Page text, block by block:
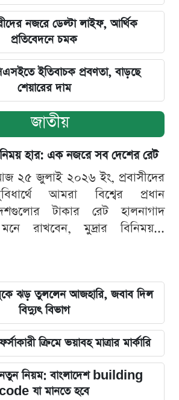
নজরে ডেল্টা লাইফ, আর্থিক
প্রতিবেদনে চমক
ইতিবাচক প্রবণতা, বাড়ছে
শেয়ারের দাম
জাতীয়
হার: এক নজরে সব দেশের রেট
২৫ জুলাই ২০২৬ ইং, প্রবাসীদের
আমরা বিশ্বের প্রধান
টাকার রেট হালনাগাদ
রাখবেন, মুদ্রার বিনিময়...
ঝড় তুললেন আজহারি, জবাব দিল
বিদ্যুৎ বিভাগ
ক্রিমে ভয়াবহ মাত্রার মার্কারি
নতুন নিয়ম: বাংলাদেশ building
যা মানতে হবে